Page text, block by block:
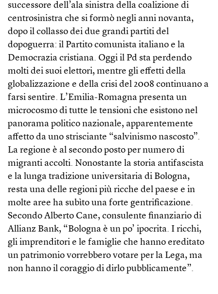
successore dell’ala sinistra della coalizione di
centrosinistra che si formò negli anni novanta,
dopo il collasso dei due grandi partiti del
dopoguerra: il Partito comunista italiano e la
Democrazia cristiana. Oggi il Pd sta perdendo
molti dei suoi elettori, mentre gli effetti della
globalizzazione e della crisi del 2008 continuano a
farsi sentire. L’Emilia-Romagna presenta un
microcosmo di tutte le tensioni che esistono nel
panorama politico nazionale, apparentemente
affetto da uno strisciante “salvinismo nascosto”.
La regione è al secondo posto per numero di
migranti accolti. Nonostante la storia antifascista
e la lunga tradizione universitaria di Bologna,
resta una delle regioni più ricche del paese e in
molte aree ha subìto una forte gentrificazione.
Secondo Alberto Cane, consulente finanziario di
Allianz Bank, “Bologna è un po’ ipocrita. I ricchi,
gli imprenditori e le famiglie che hanno ereditato
un patrimonio vorrebbero votare per la Lega, ma
non hanno il coraggio di dirlo pubblicamente”.